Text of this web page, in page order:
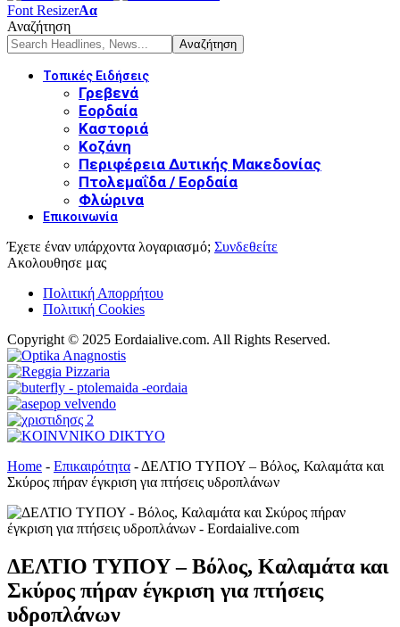
Font ResizerΑα
Αναζήτηση
Τοπικές Ειδήσεις
Γρεβενά
Εορδαία
Καστοριά
Κοζάνη
Περιφέρεια Δυτικής Μακεδονίας
Πτολεμαΐδα / Εορδαία
Φλώρινα
Επικοινωνία
Έχετε έναν υπάρχοντα λογαριασμό; Συνδεθείτε
Ακολουθησε μας
Πολιτική Απορρήτου
Πολιτική Cookies
Copyright © 2025 Eordaialive.com. All Rights Reserved.
Home - Επικαιρότητα - ΔΕΛΤΙΟ ΤΥΠΟΥ – Βόλος, Καλαμάτα και
Σκύρος πήραν έγκριση για πτήσεις υδροπλάνων
ΔΕΛΤΙΟ ΤΥΠΟΥ – Βόλος, Καλαμάτα και
Σκύρος πήραν έγκριση για πτήσεις
υδροπλάνων